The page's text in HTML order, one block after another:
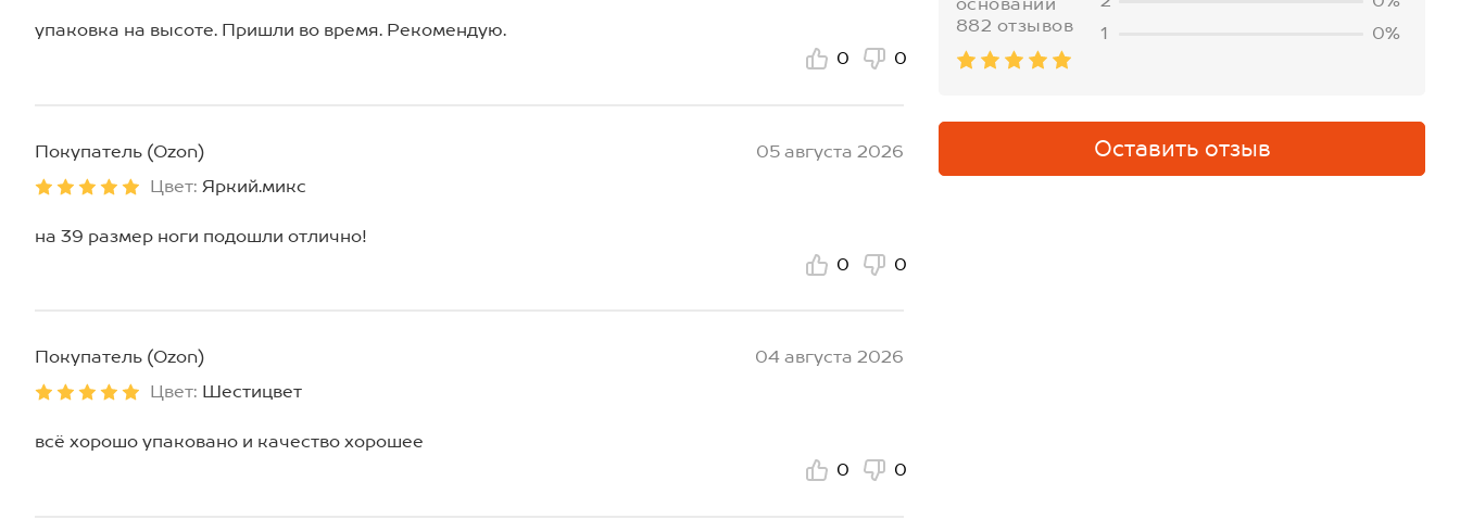
882 отзывов
1
0%
Оставить отзыв
упаковка на высоте. Пришли во время. Рекомендую.
0
0
Покупатель (Ozon)
05 августа 2026
Цвет: Яркий.микс
на 39 размер ноги подошли отлично!
0
0
Покупатель (Ozon)
04 августа 2026
Цвет: Шестицвет
всё хорошо упаковано и качество хорошее
0
0